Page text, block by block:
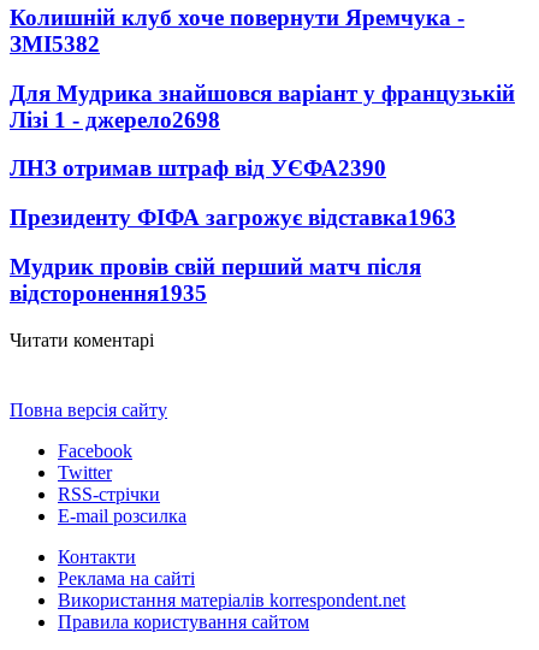
Колишній клуб хоче повернути Яремчука -
ЗМІ5382
Для Мудрика знайшовся варіант у французькій
Лізі 1 - джерело2698
ЛНЗ отримав штраф від УЄФА2390
Президенту ФІФА загрожує відставка1963
Мудрик провів свій перший матч після
відсторонення1935
Читати коментарі
Повна версія сайту
Facebook
Twitter
RSS-стрічки
E-mail розсилка
Контакти
Реклама на сайті
Використання матеріалів korrespondent.net
Правила користування сайтом